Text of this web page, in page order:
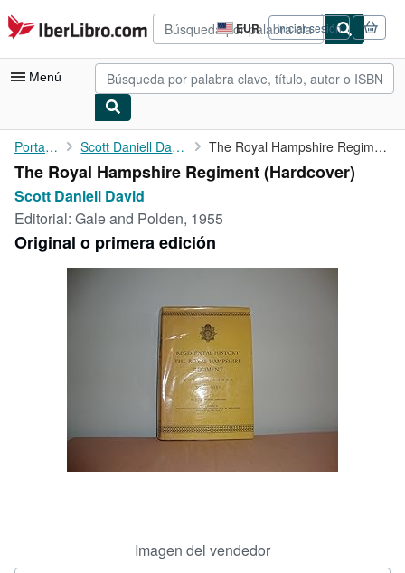
Pasar al contenido principal
IberLibro.com EUR
Preferencias
de
compra
del
Iniciar sesión
Menú
Mi cuenta
Consultar mis pedidos
Colecciones
Libros antiguos
CERRAR
Portada Scott Daniell David The Royal Hampshire Regiment
The Royal Hampshire Regiment (Hardcover)
Scott Daniell David
Editorial: Gale and Polden, 1955
Original o primera edición
Imagen del vendedor